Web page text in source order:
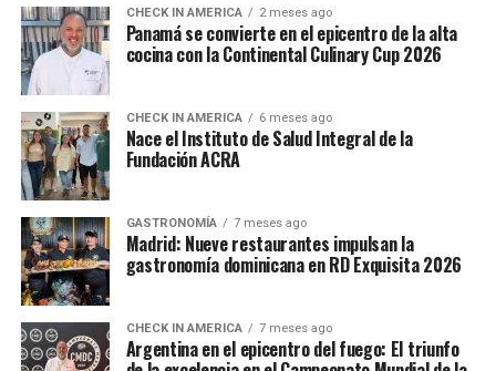
CHECK IN AMERICA 2 meses ago
Panamá se convierte en el epicentro de la alta
cocina con la Continental Culinary Cup 2026
CHECK IN AMERICA 6 meses ago
Nace el Instituto de Salud Integral de la
Fundación ACRA
GASTRONOMÍA 7 meses ago
Madrid: Nueve restaurantes impulsan la
gastronomía dominicana en RD Exquisita 2026
CHECK IN AMERICA 7 meses ago
Argentina en el epicentro del fuego: El triunfo